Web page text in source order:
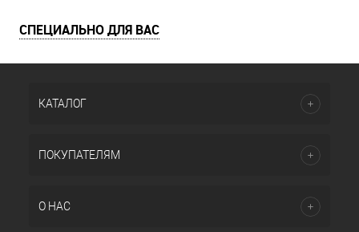
СПЕЦИАЛЬНО ДЛЯ ВАС
КАТАЛОГ
ПОКУПАТЕЛЯМ
О НАС